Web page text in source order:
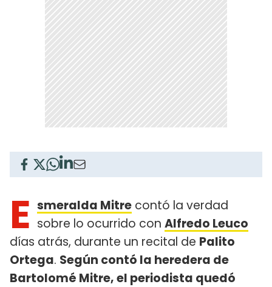
E smeralda Mitre contó la verdad
sobre lo ocurrido con Alfredo Leuco
días atrás, durante un recital de Palito
Ortega. Según contó la heredera de
Bartolomé Mitre, el periodista quedó